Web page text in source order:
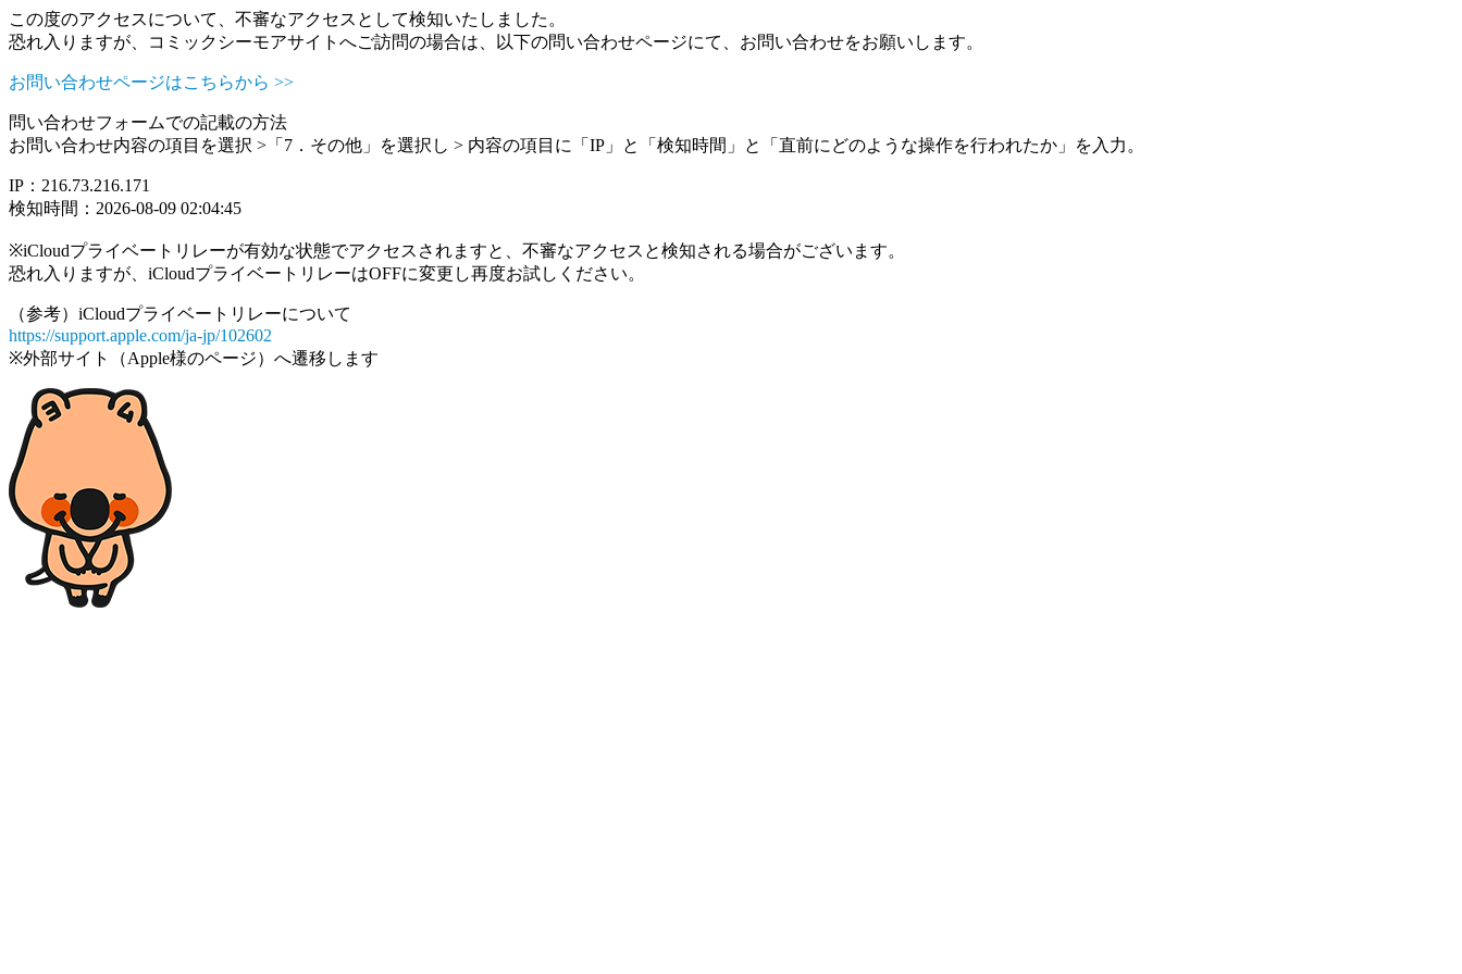
この度のアクセスについて、不審なアクセスとして検知いたしました。
恐れ入りますが、コミックシーモアサイトへご訪問の場合は、以下の問い合わせページにて、お問い合わせをお願いします。
お問い合わせページはこちらから >>
問い合わせフォームでの記載の方法
お問い合わせ内容の項目を選択 >「7．その他」を選択し > 内容の項目に「IP」と「検知時間」と「直前にどのような操作を行われたか」を入力。
IP：216.73.216.171
検知時間：2026-08-09 02:04:45
※iCloudプライベートリレーが有効な状態でアクセスされますと、不審なアクセスと検知される場合がございます。
恐れ入りますが、iCloudプライベートリレーはOFFに変更し再度お試しください。
（参考）iCloudプライベートリレーについて
https://support.apple.com/ja-jp/102602
※外部サイト（Apple様のページ）へ遷移します